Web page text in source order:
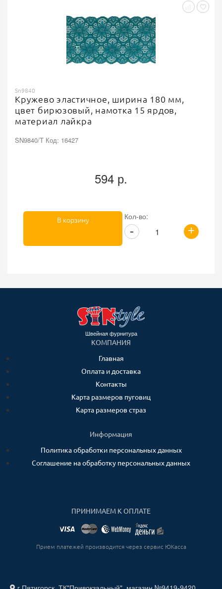
Sn9840
Кружево эластичное, ширина 180 мм,
цвет бирюзовый, намотка 15 ярдов,
материал лайкра
SN9840/T Код: 16427
594 р.
Кол-во:
+
-
В корзину
Швейная фурнитура
КОМПАНИЯ
Главная
Оплата и доставка
Контакты
Карта размеров пуговиц
Карта размеров страз
Информация
Политика обработки персональных данных
Соглашение на обработку персональных данных
ПРИНИМАЕМ К ОПЛАТЕ
Прием платежей производится через сервис ЮКасса